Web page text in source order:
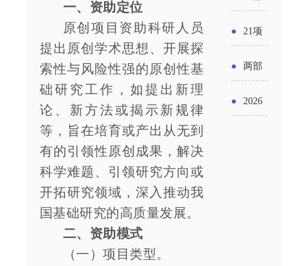
一、资助定位
原创项目资助科研人员
提出原创学术思想、开展探
索性与风险性强的原创性基
础研究工作，如提出新理
论、新方法或揭示新规律
等，旨在培育或产出从无到
有的引领性原创成果，解决
科学难题、引领研究方向或
开拓研究领域，深入推动我
国基础研究的高质量发展。
二、资助模式
（一）项目类型。
政贴息
额信贷
法及其
实施条
例新变
金投向
领域及
申报要
五”期间
支持科
● 21项
务培育
● 两部
● 2026